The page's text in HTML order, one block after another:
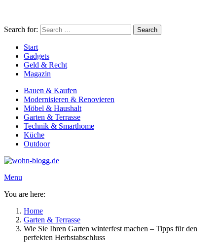
Search for: Search
Start
Gadgets
Geld & Recht
Magazin
Bauen & Kaufen
Modernisieren & Renovieren
Möbel & Haushalt
Garten & Terrasse
Technik & Smarthome
Küche
Outdoor
Menu
You are here:
Home
Garten & Terrasse
Wie Sie Ihren Garten winterfest machen – Tipps für den
perfekten Herbstabschluss